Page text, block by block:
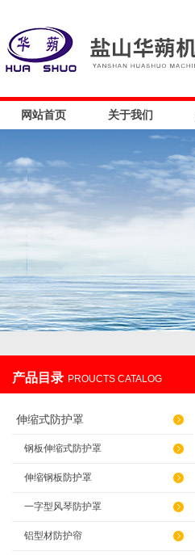
网站首页 关于我们
产品目录 PROUCTS CATALOG
伸缩式防护罩
钢板伸缩式防护罩
伸缩钢板防护罩
一字型风琴防护罩
铝型材防护帘